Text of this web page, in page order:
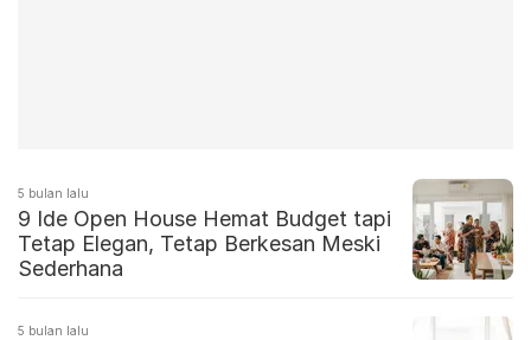
5 bulan lalu
9 Ide Open House Hemat Budget tapi
Tetap Elegan, Tetap Berkesan Meski
Sederhana
5 bulan lalu